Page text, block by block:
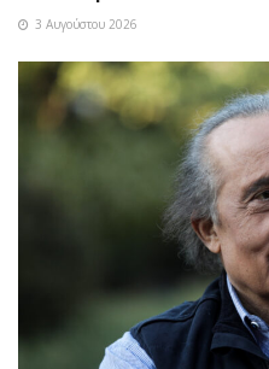
3 Αυγούστου 2026